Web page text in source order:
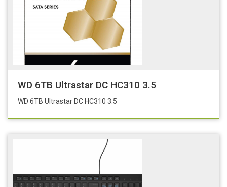
WD 6TB Ultrastar DC HC310 3.5
WD 6TB Ultrastar DC HC310 3.5